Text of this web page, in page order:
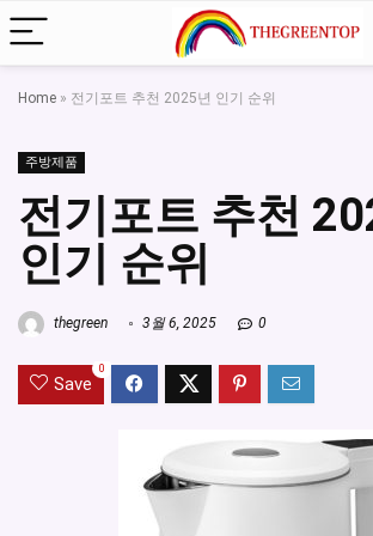
Home » 전기포트 추천 2025년 인기 순위
주방제품
전기포트 추천
인기 순위
thegreen 3월 6, 2025 0
Save
0